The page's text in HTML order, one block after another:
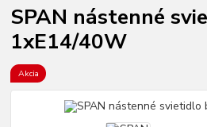
SPAN nástenné
1xE14/40W
Akcia